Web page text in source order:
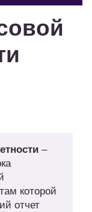
–
которой
отчет